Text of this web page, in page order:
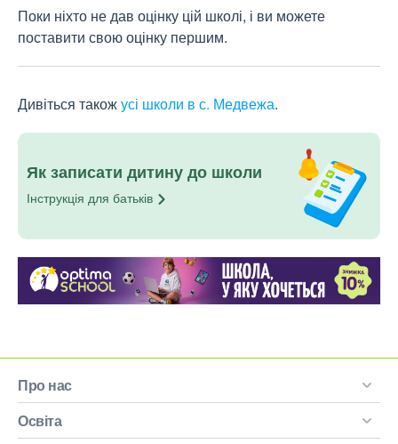
Поки ніхто не дав оцінку цій школі, і ви можете
поставити свою оцінку першим.
Дивіться такожусі школи в с. Медвежа.
Як записати дитину до школи
Інструкція для батьків
Про нас
Освіта